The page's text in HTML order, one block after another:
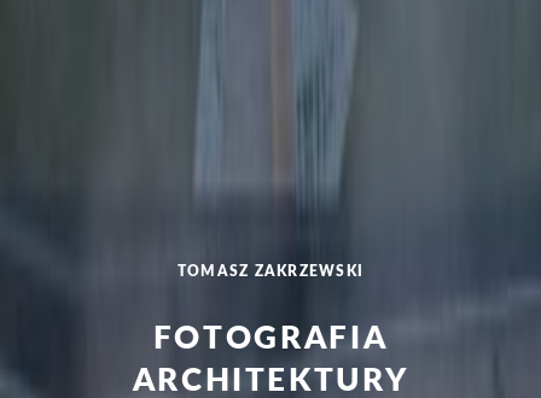
TOMASZ ZAKRZEWSKI
FOTOGRAFIA
ARCHITEKTURY